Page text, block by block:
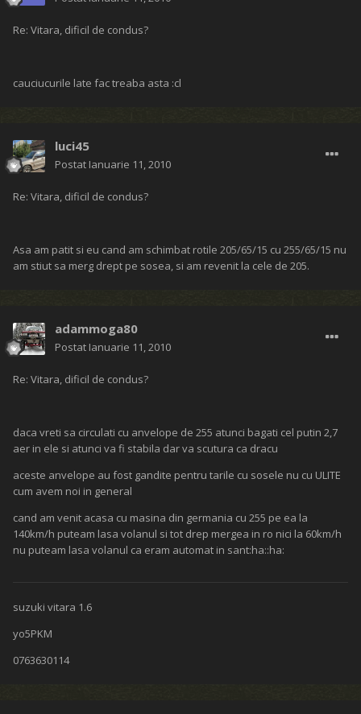
Re: Vitara, dificil de condus?
cauciucurile late fac treaba asta :cl
luci45
Postat Ianuarie 11, 2010
Re: Vitara, dificil de condus?
Asa am patit si eu cand am schimbat rotile 205/65/15 cu 255/65/15 nu
am stiut sa merg drept pe sosea, si am revenit la cele de 205.
adammoga80
Postat Ianuarie 11, 2010
Re: Vitara, dificil de condus?
daca vreti sa circulati cu anvelope de 255 atunci bagati cel putin 2,7
aer in ele si atunci va fi stabila dar va scutura ca dracu
aceste anvelope au fost gandite pentru tarile cu sosele nu cu ULITE
cum avem noi in general
cand am venit acasa cu masina din germania cu 255 pe ea la
140km/h puteam lasa volanul si tot drep mergea in ro nici la 60km/h
nu puteam lasa volanul ca eram automat in sant:ha::ha:
suzuki vitara 1.6
yo5PKM
0763630114